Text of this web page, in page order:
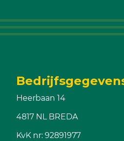
Heerbaan 14
4817 NL BREDA
KvK nr: 92891977